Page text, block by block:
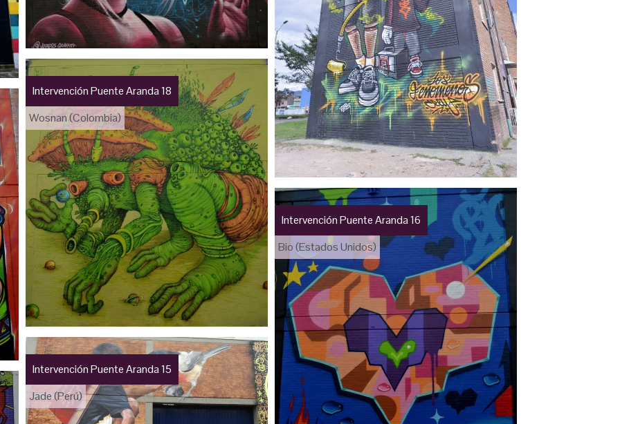
Intervención Puente Aranda 18
Wosnan (Colombia)
Intervención Puente Aranda 16
Bio (Estados Unidos)
Intervención Puente Aranda 15
Jade (Perú)